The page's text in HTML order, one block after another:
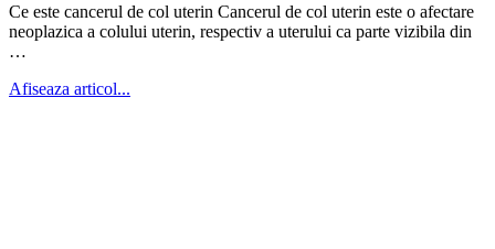
Ce este cancerul de col uterin Cancerul de col uterin este o afectare
neoplazica a colului uterin, respectiv a uterului ca parte vizibila din
…
Afiseaza articol...